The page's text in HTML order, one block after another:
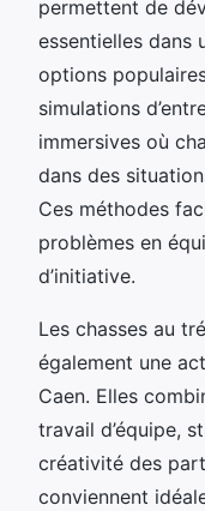
permettent de
essentielles dans
options
simulations
immersives où
dans des
Ces méthodes
problèmes en
d’initiative.
Les chasses au
également une
Caen. Elles
travail d’équipe,
créativité des
conviennent